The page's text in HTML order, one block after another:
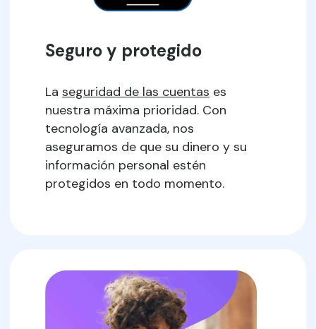
Seguro y protegido
La seguridad de las cuentas es
nuestra máxima prioridad. Con
tecnología avanzada, nos
aseguramos de que su dinero y su
información personal estén
protegidos en todo momento.